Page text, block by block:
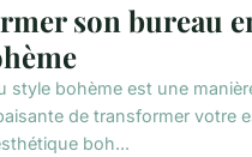
son bureau
style bohème est une
de transformer votre
boh...